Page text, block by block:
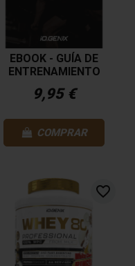
EBOOK - GUÍA DE
ENTRENAMIENTO
9,95 €
COMPRAR
favorite_border